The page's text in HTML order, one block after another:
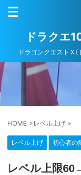
ドラクエ
ドラゴンクエストＸ
HOME >レベル上げ >
レベル上げ 初心者の
レベル上限